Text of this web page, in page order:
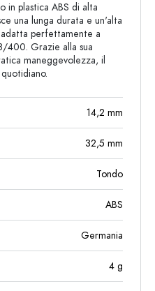
in plastica ABS di alta
una lunga durata e un'alta
perfettamente a
400. Grazie alla sua
maneggevolezza, il
14,2 mm
32,5 mm
Tondo
ABS
Germania
4 g